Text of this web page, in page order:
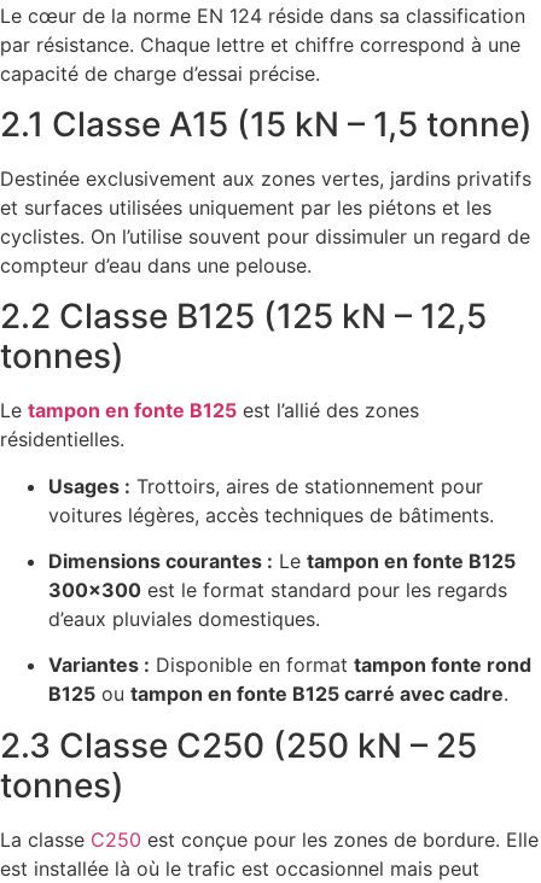
Le cœur de la norme EN 124 réside dans sa classification
par résistance. Chaque lettre et chiffre correspond à une
capacité de charge d’essai précise.
2.1 Classe A15 (15 kN – 1,5 tonne)
Destinée exclusivement aux zones vertes, jardins privatifs
et surfaces utilisées uniquement par les piétons et les
cyclistes. On l’utilise souvent pour dissimuler un regard de
compteur d’eau dans une pelouse.
2.2 Classe B125 (125 kN – 12,5
tonnes)
Le tampon en fonte B125 est l’allié des zones
résidentielles.
Usages : Trottoirs, aires de stationnement pour
voitures légères, accès techniques de bâtiments.
Dimensions courantes : Le tampon en fonte B125
300×300 est le format standard pour les regards
d’eaux pluviales domestiques.
Variantes : Disponible en format tampon fonte rond
B125 ou tampon en fonte B125 carré avec cadre.
2.3 Classe C250 (250 kN – 25
tonnes)
La classe C250 est conçue pour les zones de bordure. Elle
est installée là où le trafic est occasionnel mais peut